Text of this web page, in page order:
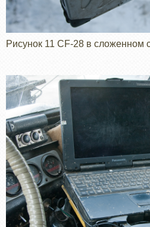
Рисунок 11 CF-28 в сложенном